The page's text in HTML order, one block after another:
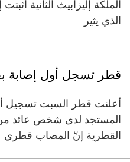
الملكة إليزابيث الثانية
الذي يثير
قطر تسجل أول إصابة
أعلنت قطر السبت تسجيل
المستجد لدى شخص عائد
القطرية إنّ المصاب قطري